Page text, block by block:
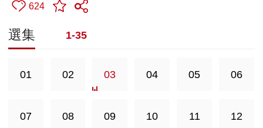
624
選集 1-35
01 02 03 04 05 06
07 08 09 10 11 12